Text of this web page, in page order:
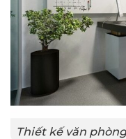
Thiết kế văn